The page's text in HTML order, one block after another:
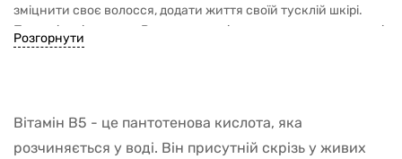
зміцнити своє волосся, додати життя своїй тусклій шкірі.
Плюс вітаміни групи В позитивно діють на нервову систему і
м’язи. Шкоди від прийому не помітила. Приймаю 2,5 місяці.
Розгорнути
Вітамін В5 - це пантотенова кислота, яка
розчиняється у воді. Він присутній скрізь у живих